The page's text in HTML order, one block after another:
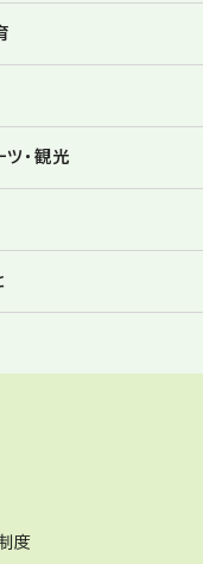
ツ・観光
度